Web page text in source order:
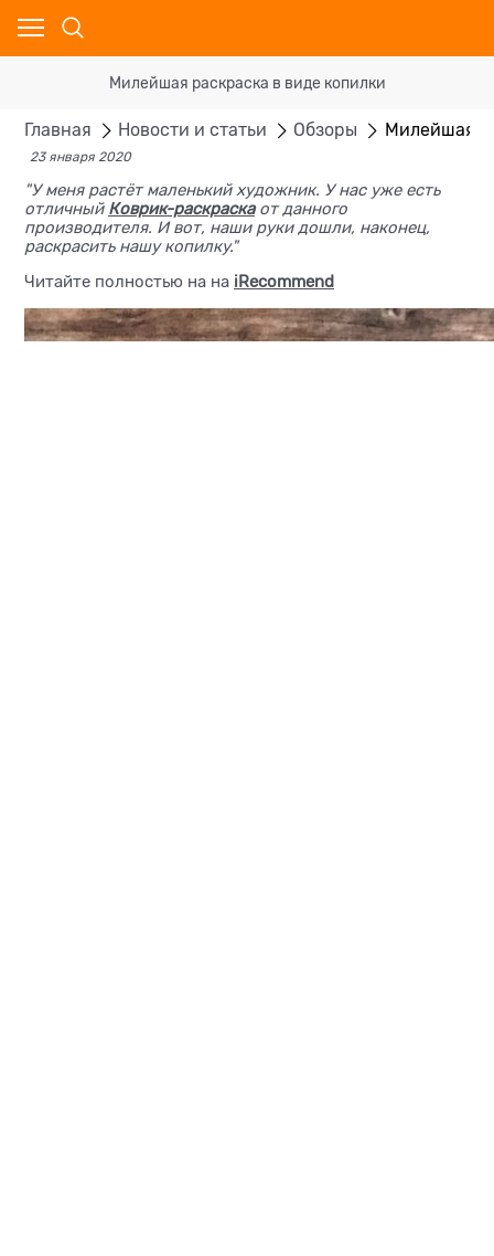
Милейшая раскраска в виде копилки
Главная Новости и статьи Обзоры Милейшая
23 января 2020
"У меня растёт маленький художник. У нас уже есть
отличный Коврик-раскраскаот данного
производителя. И вот, наши руки дошли, наконец,
раскрасить нашу копилку."
Читайте полностью на на iRecommend